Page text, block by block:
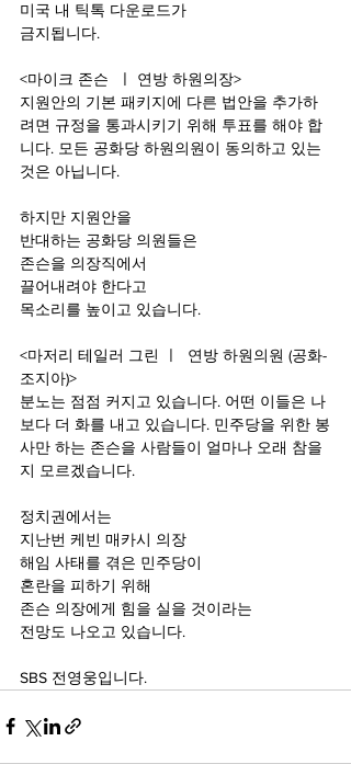
미국 내 틱톡 다운로드가
금지됩니다.
<마이크 존슨  ㅣ 연방 하원의장>
지원안의 기본 패키지에 다른 법안을 추가하
려면 규정을 통과시키기 위해 투표를 해야 합
니다. 모든 공화당 하원의원이 동의하고 있는
것은 아닙니다.
하지만 지원안을
반대하는 공화당 의원들은
존슨을 의장직에서
끌어내려야 한다고
목소리를 높이고 있습니다.
<마저리 테일러 그린 ㅣ  연방 하원의원 (공화-
조지아)>
분노는 점점 커지고 있습니다. 어떤 이들은 나
보다 더 화를 내고 있습니다. 민주당을 위한 봉
사만 하는 존슨을 사람들이 얼마나 오래 참을
지 모르겠습니다.
정치권에서는
지난번 케빈 매카시 의장
해임 사태를 겪은 민주당이
혼란을 피하기 위해
존슨 의장에게 힘을 실을 것이라는
전망도 나오고 있습니다.
SBS 전영웅입니다.